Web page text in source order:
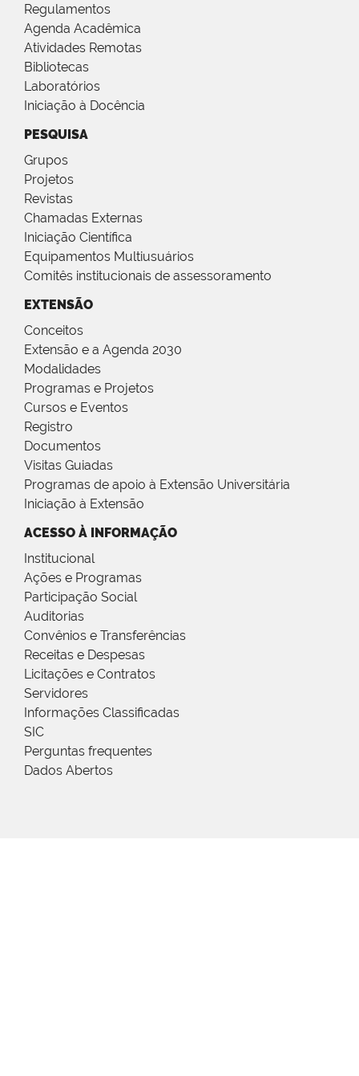
Regulamentos
Agenda Acadêmica
Atividades Remotas
Bibliotecas
Laboratórios
Iniciação à Docência
PESQUISA
Grupos
Projetos
Revistas
Chamadas Externas
Iniciação Científica
Equipamentos Multiusuários
Comitês institucionais de assessoramento
EXTENSÃO
Conceitos
Extensão e a Agenda 2030
Modalidades
Programas e Projetos
Cursos e Eventos
Registro
Documentos
Visitas Guiadas
Programas de apoio à Extensão Universitária
Iniciação à Extensão
ACESSO À INFORMAÇÃO
Institucional
Ações e Programas
Participação Social
Auditorias
Convênios e Transferências
Receitas e Despesas
Licitações e Contratos
Servidores
Informações Classificadas
SIC
Perguntas frequentes
Dados Abertos